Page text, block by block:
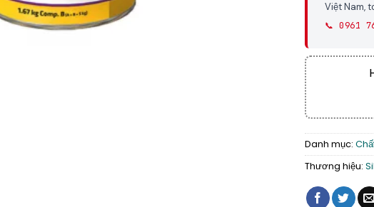
Việt Nam,
📞 0961
Danh mục:
Thương hiệu: